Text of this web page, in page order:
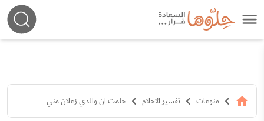
منوعات تفسير الاحلام حلمت ان والدي زعلان مني